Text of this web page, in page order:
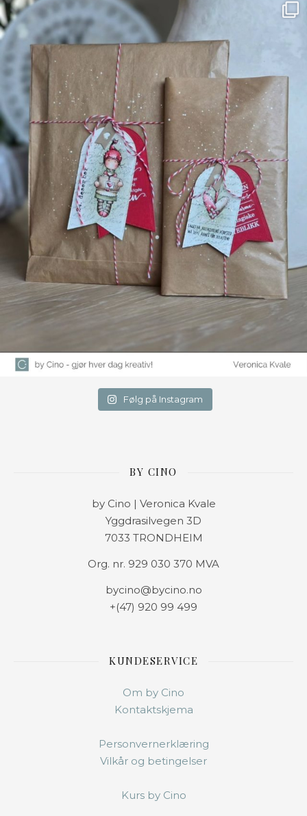
Farge
Følg på Instagram
BY CINO
by Cino | Veronica Kvale
Yggdrasilvegen 3D
7033 TRONDHEIM
Org. nr. 929 030 370 MVA
bycino@bycino.no
+(47) 920 99 499
KUNDESERVICE
Om by Cino
Kontaktskjema
Personvernerklæring
Vilkår og betingelser
Kurs by Cino